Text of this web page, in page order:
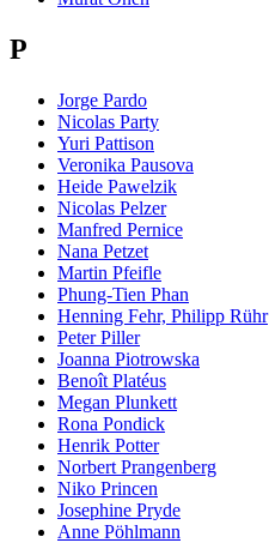
P
Jorge Pardo
Nicolas Party
Yuri Pattison
Veronika Pausova
Heide Pawelzik
Nicolas Pelzer
Manfred Pernice
Nana Petzet
Martin Pfeifle
Phung-Tien Phan
Henning Fehr, Philipp Rühr
Peter Piller
Joanna Piotrowska
Benoît Platéus
Megan Plunkett
Rona Pondick
Henrik Potter
Norbert Prangenberg
Niko Princen
Josephine Pryde
Anne Pöhlmann